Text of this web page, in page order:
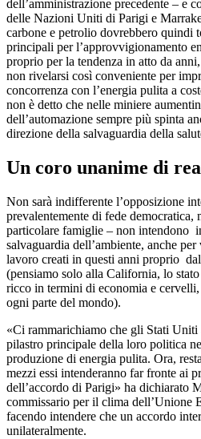
dell’amministrazione precedente – e
delle Nazioni Uniti di Parigi e
carbone e petrolio dovrebbero quindi
principali per l’approvvigionamento
proprio per la tendenza in atto da
non rivelarsi così conveniente per
concorrenza con l’energia pulita a
non è detto che nelle miniere
dell’automazione sempre più spinta
direzione della salvaguardia della
Un coro unanime di
Non sarà indifferente l’opposizione
prevalentemente di fede
particolare famiglie – non intendono
salvaguardia dell’ambiente, anche
lavoro creati in questi anni proprio
(pensiamo solo alla California, lo
ricco in termini di economia e cervelli,
ogni parte del mondo).
«Ci rammarichiamo che gli Stati
pilastro principale della loro politica
produzione di energia pulita. Ora,
mezzi essi intenderanno far fronte ai
dell’accordo di Parigi» ha dichiarato
commissario per il clima dell’Unione
facendo intendere che un accordo
unilateralmente.